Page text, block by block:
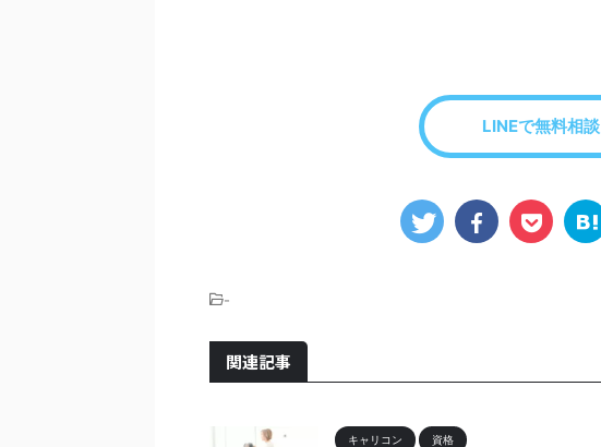
LINEで無料相談
-
関連記事
キャリコン 資格